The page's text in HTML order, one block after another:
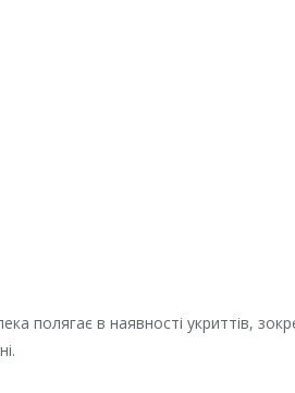
полягає в наявності укриттів,